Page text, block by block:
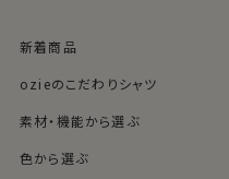
ードの中でもやや薄手
。
新着商品
ozieのこだわりシャツ
素材・機能から選ぶ
色から選ぶ